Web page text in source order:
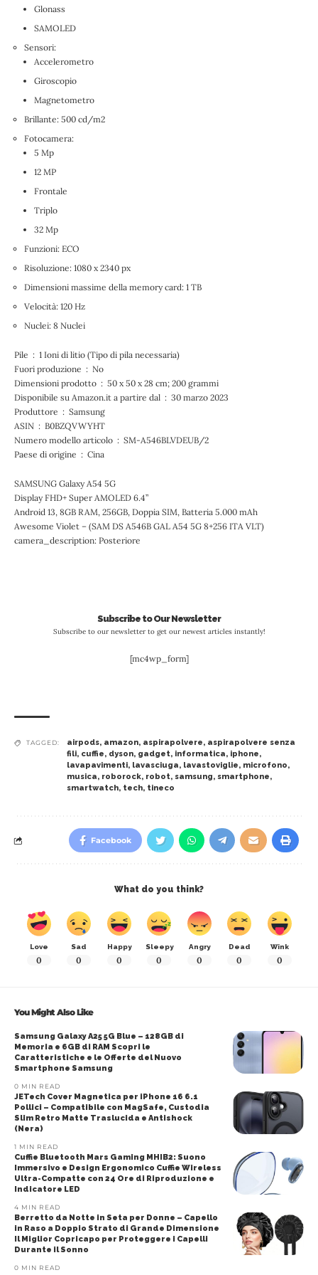
Glonass
SAMOLED
Sensori:
Accelerometro
Giroscopio
Magnetometro
Brillante: 500 cd/m2
Fotocamera:
5 Mp
12 MP
Frontale
Triplo
32 Mp
Funzioni: ECO
Risoluzione: 1080 x 2340 px
Dimensioni massime della memory card: 1 TB
Velocità: 120 Hz
Nuclei: 8 Nuclei
Pile ‏ : ‎ 1 Ioni di litio (Tipo di pila necessaria)
Fuori produzione ‏ : ‎ No
Dimensioni prodotto ‏ : ‎ 50 x 50 x 28 cm; 200 grammi
Disponibile su Amazon.it a partire dal ‏ : ‎ 30 marzo 2023
Produttore ‏ : ‎ Samsung
ASIN ‏ : ‎ B0BZQVWYHT
Numero modello articolo ‏ : ‎ SM-A546BLVDEUB/2
Paese di origine ‏ : ‎ Cina
SAMSUNG Galaxy A54 5G
Display FHD+ Super AMOLED 6.4”
Android 13, 8GB RAM, 256GB, Doppia SIM, Batteria 5.000 mAh
Awesome Violet – (SAM DS A546B GAL A54 5G 8+256 ITA VLT)
camera_description: Posteriore
Subscribe to Our Newsletter
Subscribe to our newsletter to get our newest articles instantly!
[mc4wp_form]
TAGGED: airpods, amazon, aspirapolvere, aspirapolvere senza
fili, cuffie, dyson, gadget, informatica, iphone,
lavapavimenti, lavasciuga, lavastoviglie, microfono,
musica, roborock, robot, samsung, smartphone,
smartwatch, tech, tineco
Facebook
What do you think?
Love
0
Sad
0
Happy
0
Sleepy
0
Angry
0
Dead
0
Wink
0
You Might Also Like
Samsung Galaxy A25 5G Blue – 128GB di
Memoria e 6GB di RAM Scopri le
Caratteristiche e le Offerte del Nuovo
Smartphone Samsung
0 MIN READ
JETech Cover Magnetica per iPhone 16 6.1
Pollici – Compatibile con MagSafe, Custodia
Slim Retro Matte Traslucida e Antishock
(Nera)
1 MIN READ
Cuffie Bluetooth Mars Gaming MHIB2: Suono
Immersivo e Design Ergonomico Cuffie Wireless
Ultra-Compatte con 24 Ore di Riproduzione e
Indicatore LED
4 MIN READ
Berretto da Notte in Seta per Donne – Capello
in Raso a Doppio Strato di Grande Dimensione
Il Miglior Copricapo per Proteggere i Capelli
Durante il Sonno
0 MIN READ